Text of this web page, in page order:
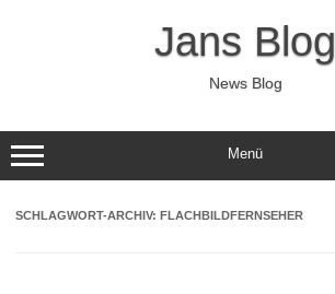
Jans Blog
News Blog
Menü
SCHLAGWORT-ARCHIV: FLACHBILDFERNSEHER